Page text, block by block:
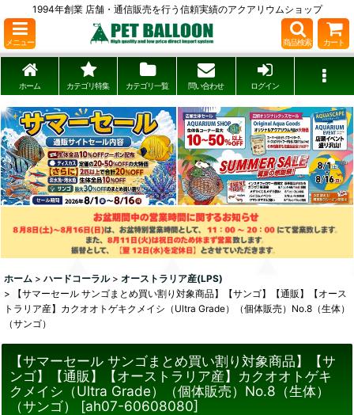
1994年創業 店舗・通信販売を行う信頼実績のアクアリウムショップ
メニュー 商品検索 カート
ホーム カテゴリ特集 カテゴリ一覧 問い合わせ ログイン
ホーム > ハードコーラル > オーストラリア産(LPS)
>
【サマーセール サンゴまとめ買い割り対象商品】【サンゴ】【通販】【オース
トラリア産】カクオオトゲキクメイシ（Ultra Grade）（個体販売）No.8（生体）
（サンゴ）
【サマーセール サンゴまとめ買い割り対象商品】【サ
ンゴ】【通販】【オーストラリア産】カクオオトゲキ
クメイシ（Ultra Grade）（個体販売）No.8（生体）
（サンゴ）
[ah07-60608080]